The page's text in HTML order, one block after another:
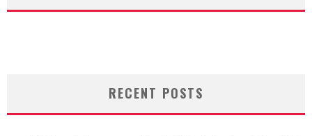
RECENT POSTS